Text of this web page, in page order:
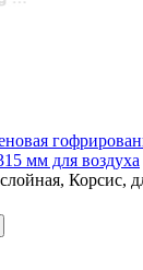
мм для воздуха
Корсис,